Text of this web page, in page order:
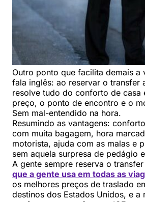
Outro ponto que facilita demais a
fala inglês: ao reservar o transfer
resolve tudo do conforto de casa
preço, o ponto de encontro e o
Sem mal-entendido na hora.
Resumindo as vantagens:
com muita bagagem, hora
motorista, ajuda com as malas e
sem aquela surpresa de pedágio
A gente sempre reserva o
que a gente usa em todas as
os melhores preços de traslado
destinos dos Estados Unidos, e a